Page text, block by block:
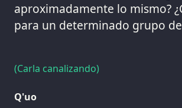
aproximadamente lo mismo?
para un determinado grupo
(Carla canalizando)
Q'uo